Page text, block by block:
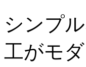
シンプ
工がモ